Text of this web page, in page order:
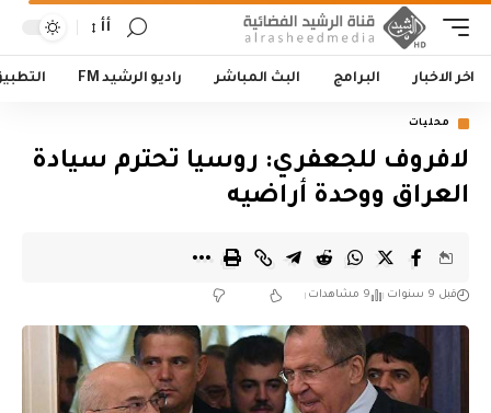
أأ
اخر الاخبار البرامج البث المباشر راديو الرشيد FM
محليات
لافروف للجعفري: روسيا تحترم سيادة
العراق ووحدة أراضيه
قبل 9 سنوات 9 مشاهدات